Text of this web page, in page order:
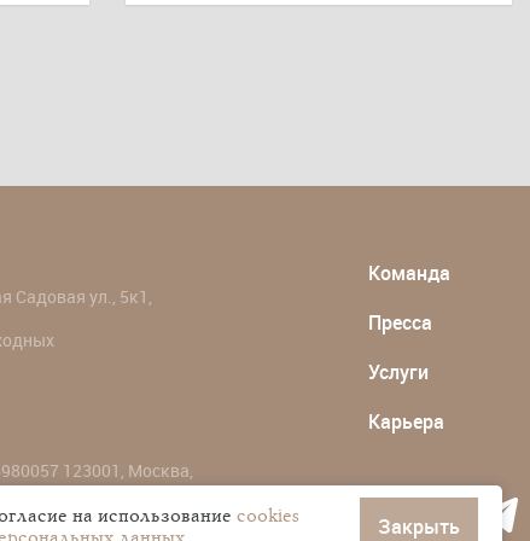
Садовая ул., 5к1,
123001, Москва,
Команда
Пресса
Услуги
Карьера
на использование cookies
Закрыть